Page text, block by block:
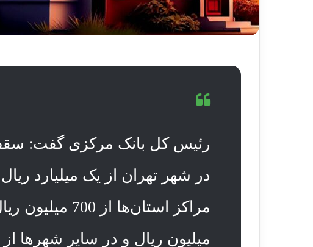
رئیس کل بانک مرکزی گفت:
در شهر تهران از یک میلیارد ریال
مراکز استان‌ها